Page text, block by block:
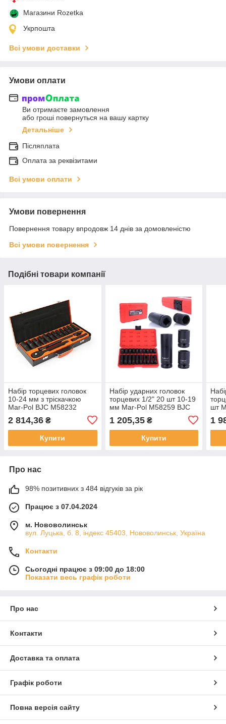
Магазини Rozetka
Укрпошта
Всі умови доставки
Умови оплати
Ви отримаєте замовлення
або гроші повернуться на вашу картку
Детальніше
Післяплата
Оплата за реквізитами
Всі умови оплати
Умови повернення
Повернення товару впродовж 14 днів за домовленістю
Всі умови повернення
Подібні товари компанії
Набір торцевих головок
10-24 мм з тріскачкою
Mar-Pol BJC M58232
2 814,36 ₴
Купити
Набір ударних головок
торцевих 1/2" 20 шт 10-19
мм Mar-Pol M58259 BJC
1 205,35₴
Купити
шт
1
Про нас
98% позитивних з 484 відгуків за рік
Працює з 07.04.2024
м. Нововолинськ
вул. Луцька, б. 8, індекс 45403, Нововолинськ, Україна
Контакти
Сьогодні працює з 09:00 до 18:00
Показати весь графік роботи
Про нас
Контакти
Доставка та оплата
Графік роботи
Повна версія сайту